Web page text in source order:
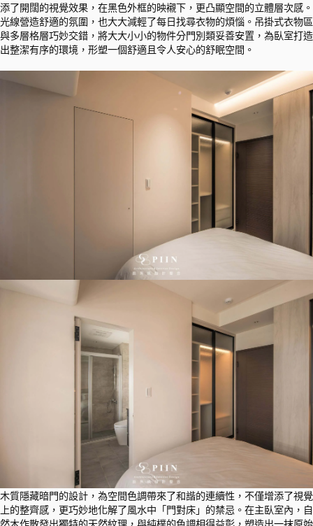
添了開闊的視覺效果，在黑色外框的映襯下，更凸顯空間的立體層次感。
光線營造舒適的氛圍，也大大減輕了每日找尋衣物的煩惱。吊掛式衣物區
與多層格層巧妙交錯，將大大小小的物件分門別類妥善安置，為臥室打造
出整潔有序的環境，形塑一個舒適且令人安心的舒眠空間。
木質隱藏暗門的設計，為空間色調帶來了和諧的連續性，不僅增添了視覺
上的整齊感，更巧妙地化解了風水中「門對床」的禁忌。在主臥室內，自